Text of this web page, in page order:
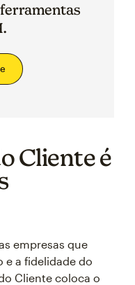
Cliente é
empresas que
e a fidelidade do
Cliente coloca o